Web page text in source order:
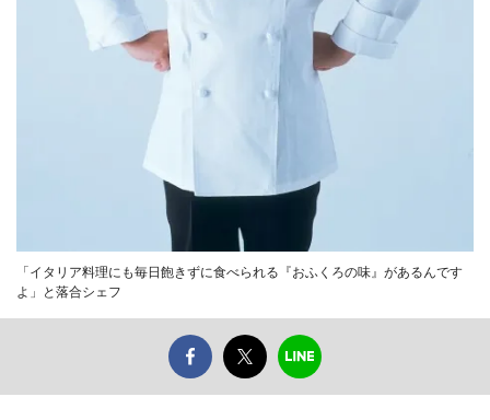
「イタリア料理にも毎日飽きずに食べられる『おふくろの味』があるんです
よ」と落合シェフ